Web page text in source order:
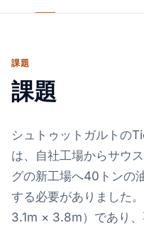
課題
課題
シュトゥットガルトの
は、自社工場からサウ
グの新工場へ40トンの
する必要がありました
3.1m × 3.8m）であり